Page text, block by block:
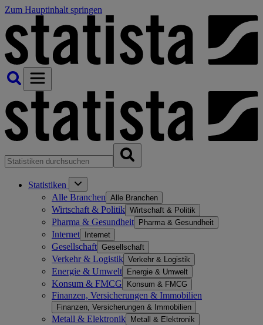
Zum Hauptinhalt springen
Statistiken
Alle Branchen Alle Branchen
Wirtschaft & Politik Wirtschaft & Politik
Pharma & Gesundheit Pharma & Gesundheit
Internet Internet
Gesellschaft Gesellschaft
Verkehr & Logistik Verkehr & Logistik
Energie & Umwelt Energie & Umwelt
Konsum & FMCG Konsum & FMCG
Finanzen, Versicherungen & Immobilien
Finanzen, Versicherungen & Immobilien
Metall & Elektronik Metall & Elektronik